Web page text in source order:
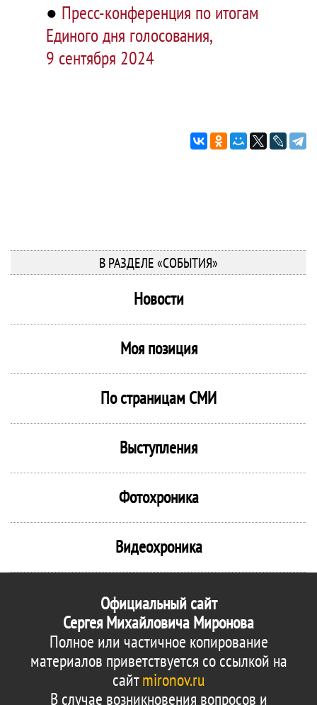
● Пресс-конференция по итогам
Единого дня голосования,
9 сентября 2024
В РАЗДЕЛЕ «СОБЫТИЯ»
Новости
Моя позиция
По страницам СМИ
Выступления
Фотохроника
Видеохроника
Официальный сайт
Сергея Михайловича Миронова
Полное или частичное копирование
материалов приветствуется со ссылкой на
сайтmironov.ru
В случае возникновения вопросов и